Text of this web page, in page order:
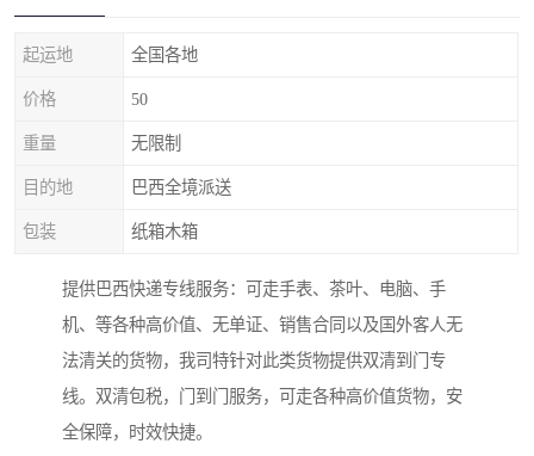
起运地 全国各地
价格 50
重量 无限制
目的地 巴西全境派送
包装 纸箱木箱
提供巴西快递专线服务：可走手表、茶叶、电脑、手
机、等各种高价值、无单证、销售合同以及国外客人无
法清关的货物，我司特针对此类货物提供双清到门专
线。双清包税，门到门服务，可走各种高价值货物，安
全保障，时效快捷。